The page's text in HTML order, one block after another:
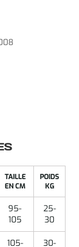
TAILLE
EN CM
POIDS
KG
95-
105
25-
30
105-
30-